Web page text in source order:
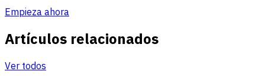
Empieza ahora
Artículos relacionados
Ver todos